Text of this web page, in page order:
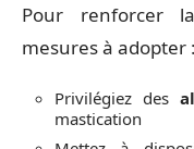
Pour renforcer
mesures à adopter :
Privilégiez des
mastication